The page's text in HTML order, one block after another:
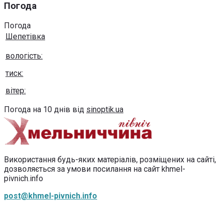
Погода
Погода
Шепетівка
вологість:
тиск:
вітер:
Погода на 10 днів від sinoptik.ua
Використання будь-яких матеріалів, розміщених на сайті,
дозволяється за умови посилання на сайт khmel-
pivnich.info
post@khmel-pivnich.info